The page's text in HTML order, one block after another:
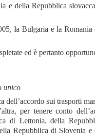
della Repubblica
la Bulgaria e la Romania
ed è pertanto
unico
sui trasporti
per tenere conto
di Lettonia, della
Repubblica di Slovenia e